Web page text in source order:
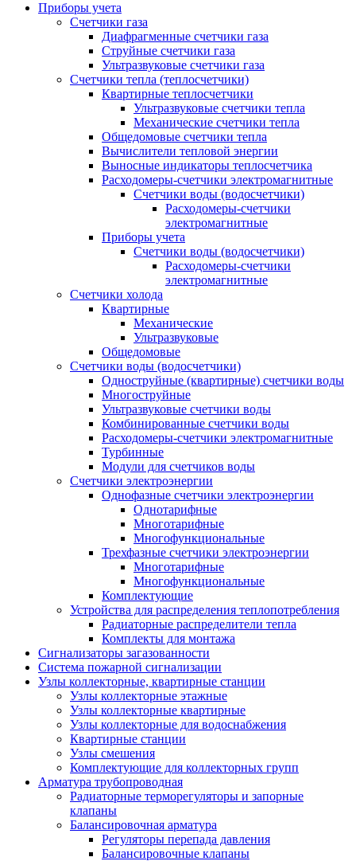
Приборы учета
Счетчики газа
Диафрагменные счетчики газа
Струйные счетчики газа
Ультразвуковые счетчики газа
Счетчики тепла (теплосчетчики)
Квартирные теплосчетчики
Ультразвуковые счетчики тепла
Механические счетчики тепла
Общедомовые счетчики тепла
Вычислители тепловой энергии
Выносные индикаторы теплосчетчика
Расходомеры-счетчики электромагнитные
Счетчики воды (водосчетчики)
Расходомеры-счетчики
электромагнитные
Приборы учета
Счетчики воды (водосчетчики)
Расходомеры-счетчики
электромагнитные
Счетчики холода
Квартирные
Механические
Ультразвуковые
Общедомовые
Счетчики воды (водосчетчики)
Одноструйные (квартирные) счетчики воды
Многоструйные
Ультразвуковые счетчики воды
Комбинированные счетчики воды
Расходомеры-счетчики электромагнитные
Турбинные
Модули для счетчиков воды
Счетчики электроэнергии
Однофазные счетчики электроэнергии
Однотарифные
Многотарифные
Многофункциональные
Трехфазные счетчики электроэнергии
Многотарифные
Многофункциональные
Комплектующие
Устройства для распределения теплопотребления
Радиаторные распределители тепла
Комплекты для монтажа
Сигнализаторы загазованности
Система пожарной сигнализации
Узлы коллекторные, квартирные станции
Узлы коллекторные этажные
Узлы коллекторные квартирные
Узлы коллекторные для водоснабжения
Квартирные станции
Узлы смешения
Комплектующие для коллекторных групп
Арматура трубопроводная
Радиаторные терморегуляторы и запорные
клапаны
Балансировочная арматура
Регуляторы перепада давления
Балансировочные клапаны